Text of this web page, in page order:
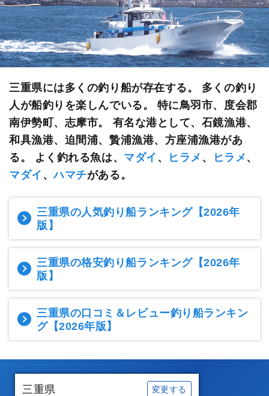
三重県には多くの釣り船が存在する。 多くの釣り
人が船釣りを楽しんでいる。 特に鳥羽市、度会郡
南伊勢町、志摩市。 有名な港として、石鏡漁港、
和具漁港、迫間浦、贄浦漁港、方座浦漁港があ
る。 よく釣れる魚は、 マダイ 、 ヒラメ 、 ヒラメ、
マダイ 、ハマチがある。
三重県の人気釣り船ランキング【2026年
版】
三重県の格安釣り船ランキング【2026年
版】
三重県の口コミ＆レビュー釣り船ランキン
グ【2026年版】
三重県 変更する